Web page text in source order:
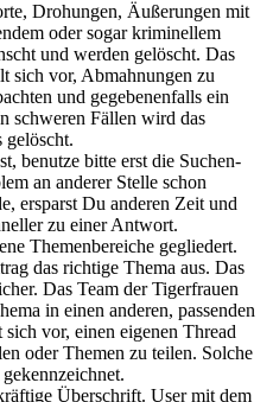
Drohungen, Äußerungen mit
oder sogar kriminellem
und werden gelöscht. Das
sich vor, Abmahnungen zu
und gegebenenfalls ein
schweren Fällen wird das
gelöscht.
benutze bitte erst die Suchen-
an anderer Stelle schon
ersparst Du anderen Zeit und
zu einer Antwort.
Themenbereiche gegliedert.
das richtige Thema aus. Das
Das Team der Tigerfrauen
in einen anderen, passenden
vor, einen eigenen Thread
oder Themen zu teilen. Solche
Überschrift. User mit dem